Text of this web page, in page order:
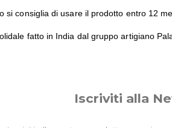
si consiglia di usare il prodotto entro 12
fatto in India dal gruppo artigiano
Iscriviti alla